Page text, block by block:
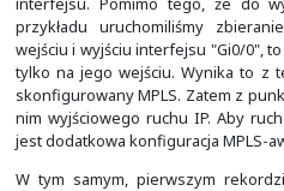
sytuację, że pomimo
informacje nie będą
Wersja 10 określana
Information Export). Jest
danych NetFlow na
ograniczeń).